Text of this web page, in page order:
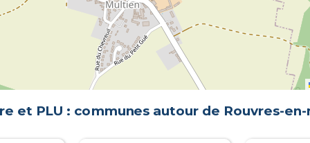
et PLU : communes autour de Rouvres-